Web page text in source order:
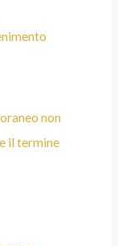
non
il termine